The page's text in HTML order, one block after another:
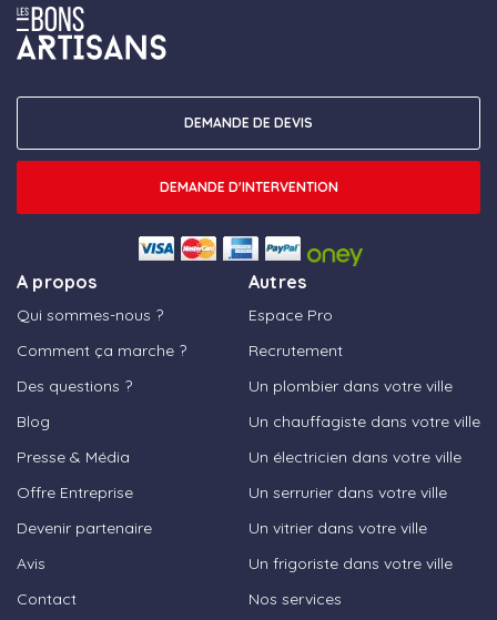
A propos
Qui sommes-nous ?
Comment ça marche ?
Des questions ?
Blog
Presse & Média
Offre Entreprise
Devenir partenaire
Avis
Contact
Autres
Espace Pro
Recrutement
Un plombier dans votre ville
Un chauffagiste dans votre ville
Un électricien dans votre ville
Un serrurier dans votre ville
Un vitrier dans votre ville
Un frigoriste dans votre ville
Nos services
DEMANDE DE DEVIS
DEMANDE D'INTERVENTION